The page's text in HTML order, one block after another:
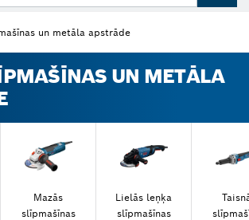
un metāla apstrāde
UN METĀLA
Mazās
slīpmašīnas
Lielās leņķa
slīpmašīnas